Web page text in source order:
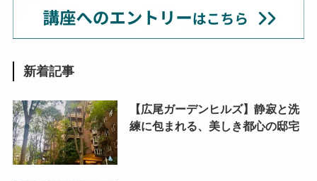
新着記事
【広尾ガーデンヒルズ】静寂と洗
練に包まれる、美しき都心の邸宅